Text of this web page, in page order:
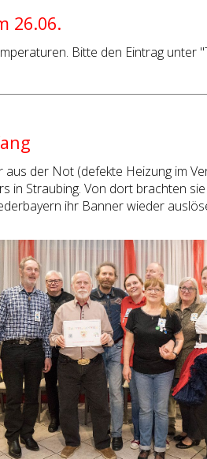
26.06.
Bitte den Eintrag unter
der Not (defekte Heizung im
in Straubing. Von dort brachten
ihr Banner wieder